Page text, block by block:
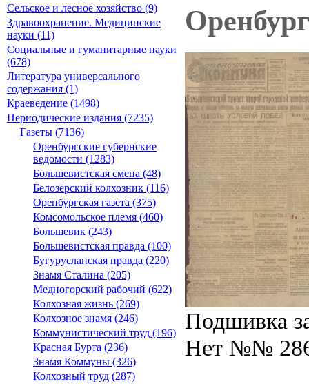
Сельское и лесное хозяйство (9)
Здравоохранение. Медицинские
науки (11)
Социальные и гуманитарные науки
(678)
Литература универсального
содержания (1)
Краеведение (1498)
Периодические издания (7235)
Газеты (7136)
Оренбургские губернские
ведомости (1283)
Большевистская смена (48)
Белозёрский колхозник (116)
Оренбургская газета (375)
Комсомольское племя (460)
Большевик (243)
Большевистская правда (100)
Бугурусланская правда (220)
Знамя Сталина (205)
Медногорский рабочий (622)
Колхозная жизнь (269)
Колхозное знамя (246)
Коммунистический труд (196)
Красная Бурта (236)
Знамя Коммуны (326)
Колхозный труд (287)
Подшивка
Нет №№